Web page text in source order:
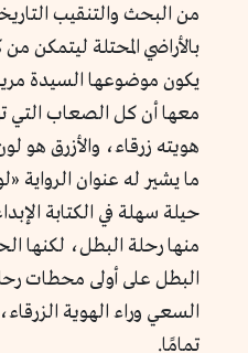
من البحث والتنقيب
بالأراضي المحتلة ليتمكن من
يكون موضوعها السيدة
معها أن كل الصعاب التي
هويته زرقاء، والأزرق هو
ما يشير له عنوان الرواية
حيلة سهلة في الكتابة
منها رحلة البطل، لكنها
البطل على أولى محطات
السعي وراء الهوية
تمامًا.